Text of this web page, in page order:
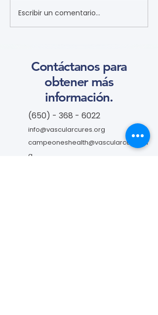
肥胖 (Obesity) (學習模組
Course)
Escribir un comentario...
Contáctanos para
obtener más
información.
(650) - 368 - 6022
info@vascularcures.org
campeoneshealth@vascularcures.or
g